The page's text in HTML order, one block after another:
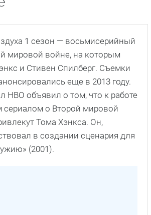
1 сезон — восьмисерийный
мировой войне, на которым
и Стивен Спилберг. Съемки
еще в 2013 году.
HBO объявил о том, что к работе
сериалом о Второй мировой
Тома Хэнкса. Он,
в создании сценария для
(2001).